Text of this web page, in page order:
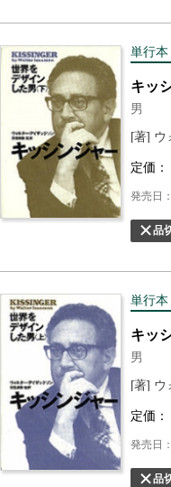
単行
キッ
男
[著] ウ
定価：
発売日
品
単行
キッ
男
[著] ウ
定価：
発売日
品